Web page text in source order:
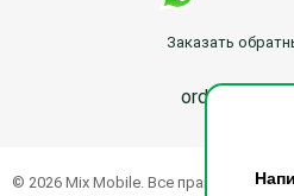
Заказать
order@mix-
© 2026 Mix Mobile. Все права